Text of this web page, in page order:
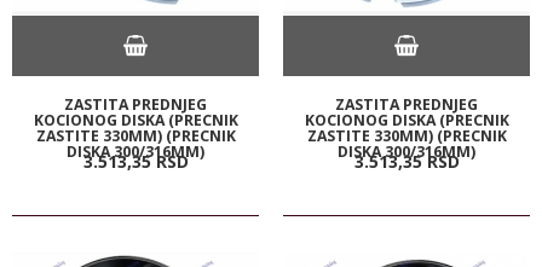
ZASTITA PREDNJEG
KOCIONOG DISKA (PRECNIK
ZASTITE 330MM) (PRECNIK
DISKA 300/316MM)
3.513,35 RSD
ZASTITA PREDNJEG
KOCIONOG DISKA (PRECNIK
ZASTITE 330MM) (PRECNIK
DISKA 300/316MM)
3.513,35 RSD